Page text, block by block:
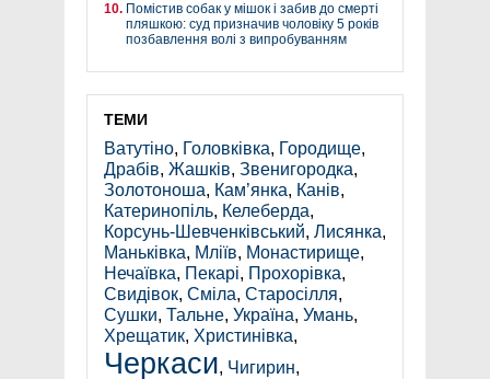
Помістив собак у мішок і забив до смерті
пляшкою: суд призначив чоловіку 5 років
позбавлення волі з випробуванням
ТЕМИ
Ватутіно, Головківка, Городище,
Драбів, Жашків, Звенигородка,
Золотоноша, Кам’янка, Канів,
Катеринопіль, Келеберда,
Корсунь-Шевченківський, Лисянка,
Маньківка, Мліїв, Монастирище,
Нечаївка, Пекарі, Прохорівка,
Свидівок, Сміла, Старосілля,
Сушки, Тальне, Україна, Умань,
Хрещатик, Христинівка,
Черкаси, Чигирин,